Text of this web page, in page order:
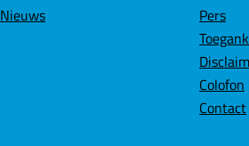
k
Nieuws
Pers
Colofon
Contact